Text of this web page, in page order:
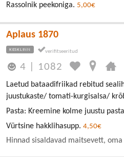
Rassolnik peekoniga. 5,00€
Aplaus 1870
KESKLINN
4 1082
Laetud bataadifriikad rebitud
juustukaste/ tomati-kurgisalsa/
Pasta: Kreemine kolme juustu
Vürtsine hakklihasupp. 4,50€
Hinnad sisaldavad maitsevett,